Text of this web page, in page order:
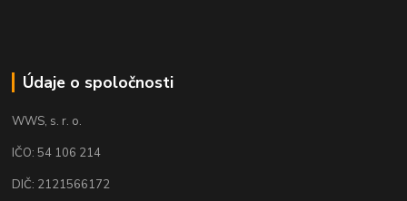
Údaje o spoločnosti
WWS, s. r. o.
IČO: 54 106 214
DIČ: 2121566172